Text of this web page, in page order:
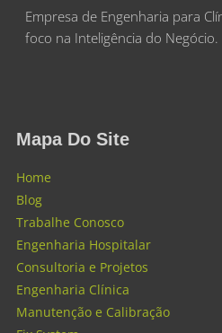
Empresa de Engenharia para
foco na Inteligência do Negócio.
Mapa Do Site
Home
Blog
Trabalhe Conosco
Engenharia Hospitalar
Consultoria e Projetos
Engenharia Clínica
Manutenção e Calibração